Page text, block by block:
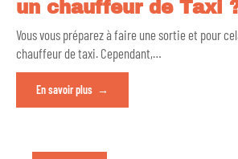
un chauffeur de Taxi
Vous vous préparez à faire une sortie et pour
chauffeur de taxi. Cependant,…
En savoir plus